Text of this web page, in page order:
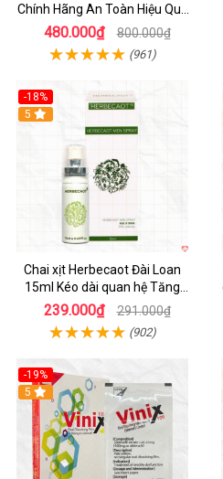
Chính Hãng An Toàn Hiệu Quả
Nam Giới
480.000₫ 800.000₫
(961)
-18%
5
Chai xịt Herbecaot Đài Loan
15ml Kéo dài quan hệ Tăng
hưng phấn nhanh
239.000₫ 291.000₫
(902)
-19%
5